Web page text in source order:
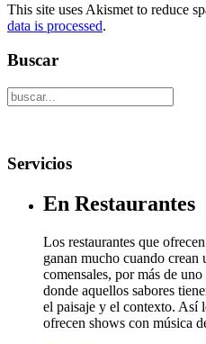
This site uses Akismet to reduce
data is processed.
Buscar
Servicios
En Restaurantes
Los restaurantes que
ganan mucho cuando crean
comensales, por más de
donde aquellos sabores
el paisaje y el contexto. Así
ofrecen shows con música